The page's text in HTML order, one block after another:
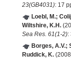
23(GB4031): 17
Loebl, M.;
Wiltshire, K.H.
Sea Res. 61(1-2):
Borges, A.V.;
Ruddick, K.